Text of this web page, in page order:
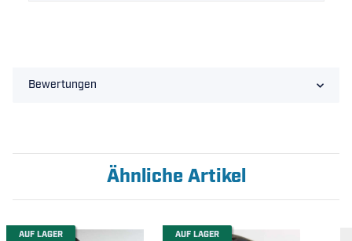
Bewertungen
Ähnliche Artikel
AUF LAGER AUF LAGER